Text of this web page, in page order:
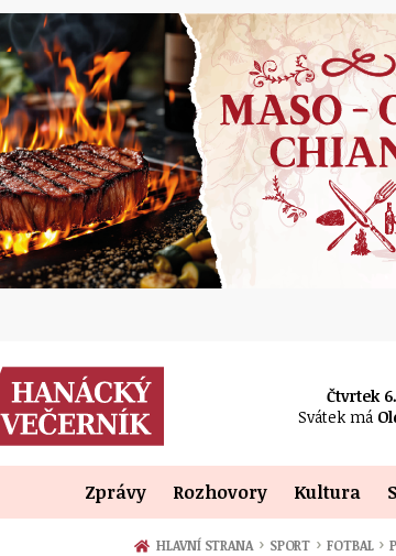
Čtvrtek
Svátek má
Zprávy Rozhovory Kultura
HLAVNÍ STRANA › SPORT › FOTBAL ›